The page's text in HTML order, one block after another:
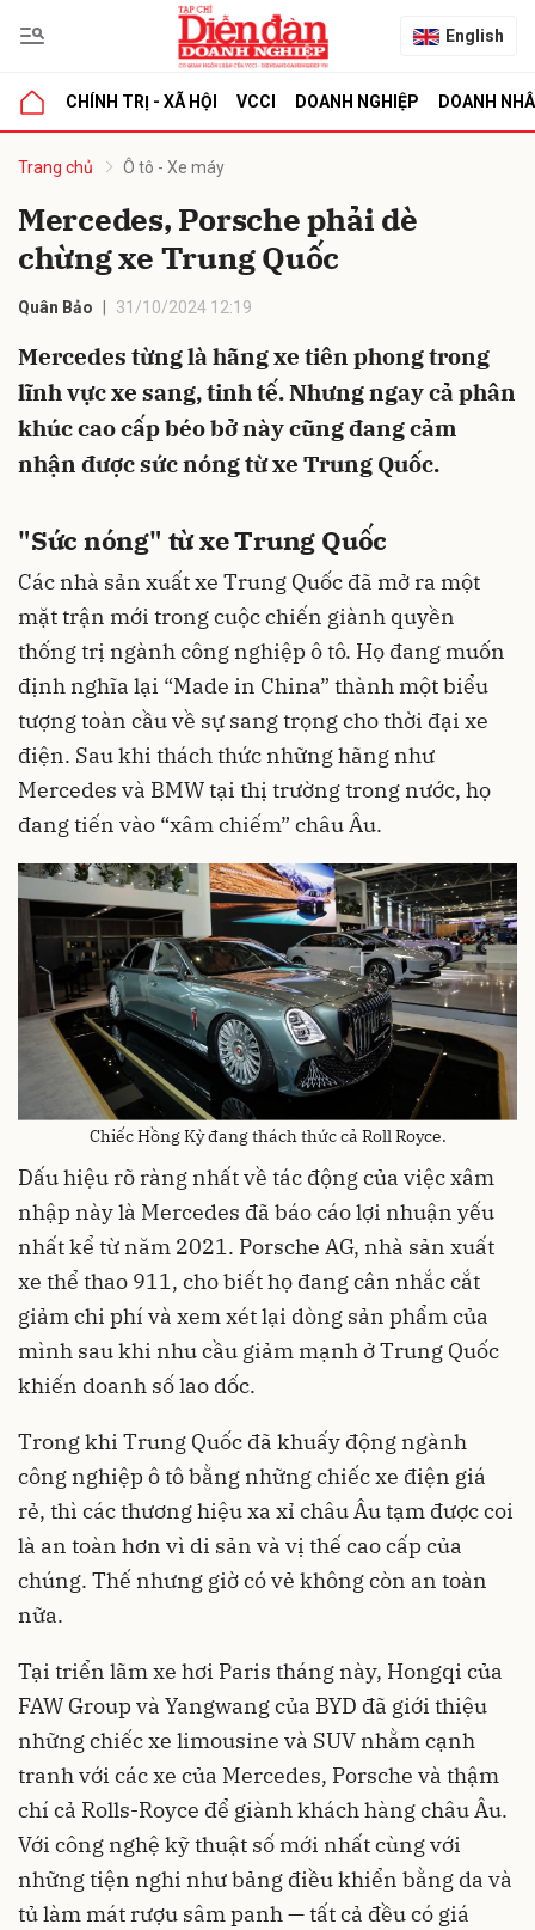
English
CHÍNH TRỊ - XÃ HỘI VCCI DOANH NGHIỆP DOANH
Trang chủ Ô tô - Xe máy
Mercedes, Porsche phải dè
chừng xe Trung Quốc
Quân Bảo 31/10/2024 12:19
Mercedes từng là hãng xe tiên phong trong
lĩnh vực xe sang, tinh tế. Nhưng ngay cả phân
khúc cao cấp béo bở này cũng đang cảm
nhận được sức nóng từ xe Trung Quốc.
"Sức nóng" từ xe Trung Quốc
Các nhà sản xuất xe Trung Quốc đã mở ra một
mặt trận mới trong cuộc chiến giành quyền
thống trị ngành công nghiệp ô tô. Họ đang muốn
định nghĩa lại “Made in China” thành một biểu
tượng toàn cầu về sự sang trọng cho thời đại xe
điện. Sau khi thách thức những hãng như
Mercedes và BMW tại thị trường trong nước, họ
đang tiến vào “xâm chiếm” châu Âu.
Chiếc Hồng Kỳ đang thách thức cả Roll Royce.
Dấu hiệu rõ ràng nhất về tác động của việc xâm
nhập này là Mercedes đã báo cáo lợi nhuận yếu
nhất kể từ năm 2021. Porsche AG, nhà sản xuất
xe thể thao 911, cho biết họ đang cân nhắc cắt
giảm chi phí và xem xét lại dòng sản phẩm của
mình sau khi nhu cầu giảm mạnh ở Trung Quốc
khiến doanh số lao dốc.
Trong khi Trung Quốc đã khuấy động ngành
công nghiệp ô tô bằng những chiếc xe điện giá
rẻ, thì các thương hiệu xa xỉ châu Âu tạm được coi
là an toàn hơn vì di sản và vị thế cao cấp của
chúng. Thế nhưng giờ có vẻ không còn an toàn
nữa.
Tại triển lãm xe hơi Paris tháng này, Hongqi của
FAW Group và Yangwang của BYD đã giới thiệu
những chiếc xe limousine và SUV nhằm cạnh
tranh với các xe của Mercedes, Porsche và thậm
chí cả Rolls-Royce để giành khách hàng châu Âu.
Với công nghệ kỹ thuật số mới nhất cùng với
những tiện nghi như bảng điều khiển bằng da và
tủ làm mát rượu sâm panh — tất cả đều có giá
luận
Hủy